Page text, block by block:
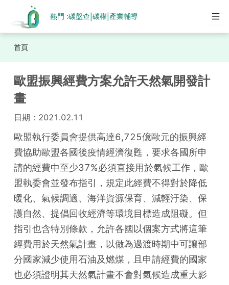
熱門 :碳盤查 碳權| 產業輔導
首頁
歐盟振興經費方案允許天然氣開發計
畫
日期： 2021.02.11
歐盟執行委員會提供高達6,725億歐元的振興經
費協助歐盟各國後疫情經濟復甦，要求各國所申
請的經費中至少37%必須直接用於氣候工作，歐
盟執委會並發布指引，規定此經費不得對於降低
暖化、氣候調適、海洋資源保育、減輕汙染、保
護自然、提倡回收經濟等環境目標造成阻礙。但
指引也含特別條款，允許各國以個案方式將這筆
經費用於天然氣計畫，以做為過渡時期中可讓部
分國家減少使用石油及燃煤，且申請經費的國家
也必須證明其天然氣計畫不會對氣候造成重大影